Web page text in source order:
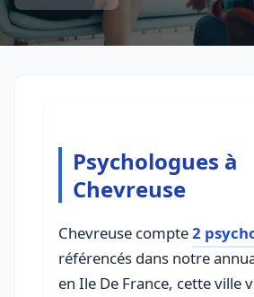
Psychologues à
Chevreuse
Chevreuse compte2
référencés dans notre
en Ile De France, cette ville